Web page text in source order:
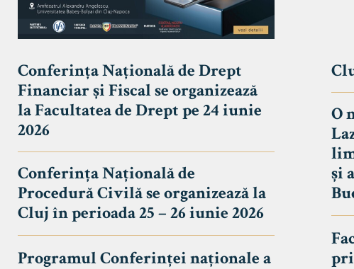
Conferința Națională de Drept
Financiar și Fiscal se organizează
la Facultatea de Drept pe 24 iunie
2026
Conferința Națională de
Procedură Civilă se organizează la
Cluj în perioada 25 – 26 iunie 2026
Programul Conferinței naționale a
O
și